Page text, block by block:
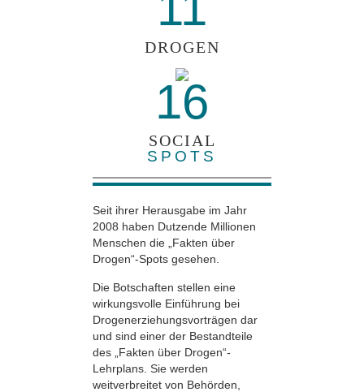
DROGEN
16
SOCIAL
SPOTS
Seit ihrer Herausgabe im Jahr
2008 haben Dutzende Millionen
Menschen die „Fakten über
Drogen“-Spots gesehen.
Die Botschaften stellen eine
wirkungsvolle Einführung bei
Drogenerziehungsvorträgen dar
und sind einer der Bestandteile
des „Fakten über Drogen“-
Lehrplans. Sie werden
weitverbreitet von Behörden,